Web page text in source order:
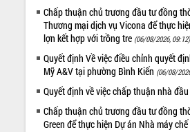
Chấp thuận chủ trương đầu tư đồng
Thương mại dịch vụ Vicona để thực
lợn kết hợp với trồng tre (06/08/2026, 09:12)
Quyết định Về việc điều chỉnh quyết
Mỹ A&V tại phường Bình Kiến (06/08/
Quyết định về việc chấp thuận nhà
Chấp thuận chủ trương đầu tư đồng
Green để thực hiện Dự án Nhà máy